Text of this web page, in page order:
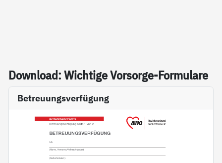
Down­load: Wich­ti­ge Vor­sor­ge-For­mu­la­re
Betreuungsverfügung